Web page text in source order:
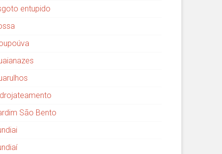
entupido
São Bento